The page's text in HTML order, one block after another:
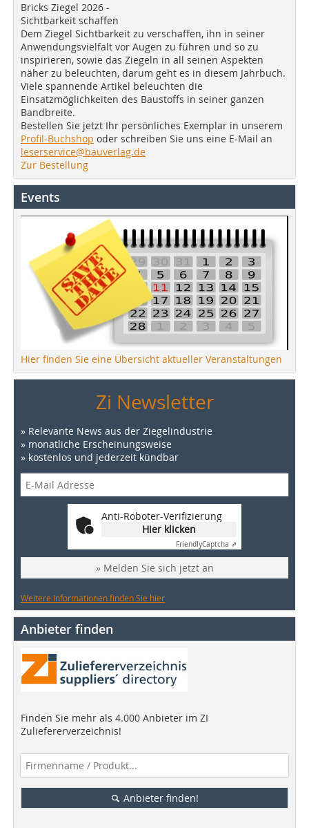
Bricks Ziegel 2026 -
Sichtbarkeit schaffen
Dem Ziegel Sichtbarkeit zu verschaffen, ihn in seiner
Anwendungsvielfalt vor Augen zu führen und so zu
inspirieren, sowie das Ziegeln in all seinen Aspekten
näher zu beleuchten, darum geht es in diesem Jahrbuch.
Viele spannende Artikel beleuchten die
Einsatzmöglichkeiten des Baustoffs in seiner ganzen
Bandbreite.
Bestellen Sie jetzt Ihr persönliches Exemplar in unserem
Profil-Buchshop oder schreiben Sie uns eine E-Mail an
leserservice@bauverlag.de
Zur Bestellung
Events
Hier finden Sie eine Übersicht aktueller Veranstaltungen
Zi Newsletter
» Relevante News aus der Ziegelindustrie
» monatliche Erscheinungsweise
» kostenlos und jederzeit kündbar
Anti-Roboter-Verifizierung
Hier klicken
FriendlyCaptcha ⇗
» Melden Sie sich jetzt an
Weitere Informationen finden Sie hier
Anbieter finden
Finden Sie mehr als 4.000 Anbieter im ZI
Zuliefererverzeichnis!
Anbieter finden!